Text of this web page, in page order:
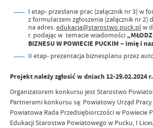
I etap- przesłanie prac (załącznik nr 3) w
z formularzem zgłoszenia (załącznik nr 2)
na adres:edukacja@starostwo.puck.pl w
r. podając w temacie wiadomości
BIZNESU W POWIECIE PUCKIM – imię i
II etap- prezentacja biznesplanu przez
Projekt należy zgłosić w dniach 12-29.02.2024 r.
Organizatorem konkursu jest Starostwo
Partnerami konkursu są: Powiatowy Urząd
Powiatowa Rada Przedsiębiorczości w Powiecie
Edukacji Starostwa Powiatowego w Pucku, I